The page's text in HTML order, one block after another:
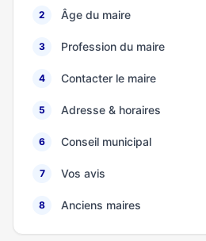
2 Âge du maire
3 Profession du maire
4 Contacter le maire
5 Adresse & horaires
6 Conseil municipal
7 Vos avis
8 Anciens maires